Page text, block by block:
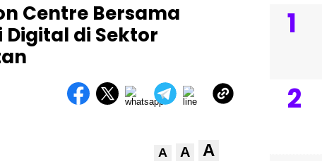
Centre Bersama
di Sektor
A A A